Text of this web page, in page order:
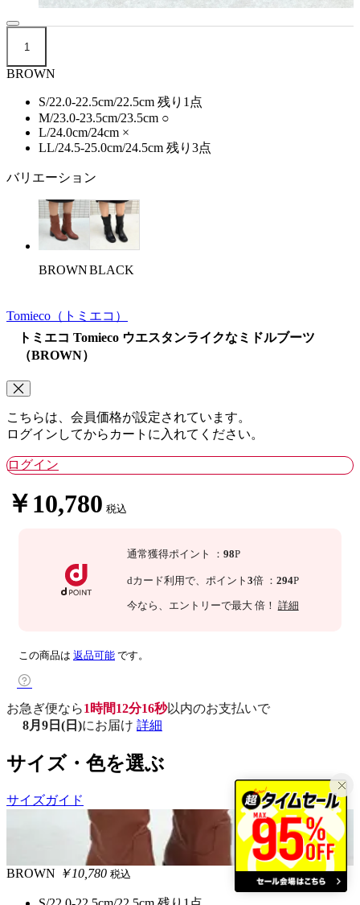
1
BROWN
S/22.0-22.5cm/22.5cm 残り1点
M/23.0-23.5cm/23.5cm ○
L/24.0cm/24cm ×
LL/24.5-25.0cm/24.5cm 残り3点
バリエーション
BROWNBLACK
Tomieco （トミエコ）
トミエコ Tomieco ウエスタンライクなミドルブーツ
（BROWN）
こちらは、会員価格が設定されています。
ログインしてからカートに入れてください。
ログイン
￥10,780 税込
通常獲得ポイント ： 98P
dカード利用で、 ポイント 3倍 ： 294P
今なら 、エントリーで最大 倍！ 詳細
この商品は 返品可能 です。
お急ぎ便なら1時間12分14秒以内のお支払いで
8月9日(日)にお届け 詳細
サイズ・色を選ぶ
サイズガイド
BROWN ￥10,780 税込